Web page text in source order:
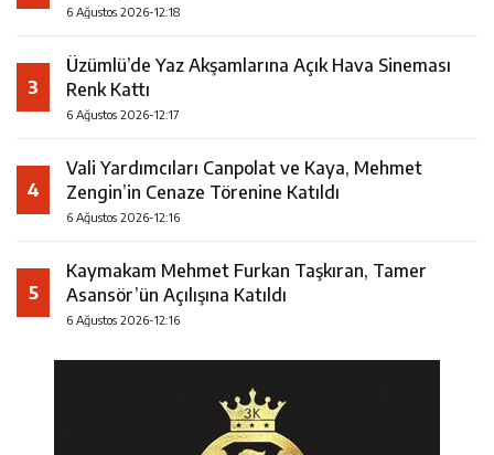
6 Ağustos 2026-12:18
3
Üzümlü’de Yaz Akşamlarına Açık Hava Sineması
Renk Kattı
6 Ağustos 2026-12:17
4
Vali Yardımcıları Canpolat ve Kaya, Mehmet
Zengin’in Cenaze Törenine Katıldı
6 Ağustos 2026-12:16
5
Kaymakam Mehmet Furkan Taşkıran, Tamer
Asansör’ün Açılışına Katıldı
6 Ağustos 2026-12:16